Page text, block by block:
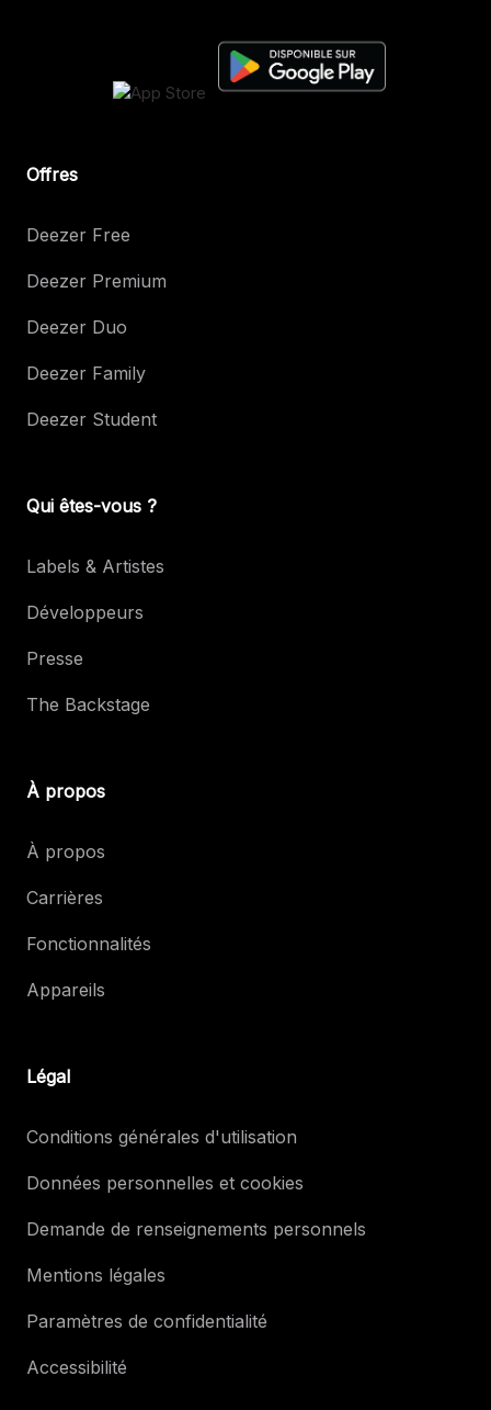
Offres
Deezer Free
Deezer Premium
Deezer Duo
Deezer Family
Deezer Student
Qui êtes-vous ?
Labels & Artistes
Développeurs
Presse
The Backstage
À propos
À propos
Carrières
Fonctionnalités
Appareils
Légal
Conditions générales d'utilisation
Données personnelles et cookies
Demande de renseignements personnels
Mentions légales
Paramètres de confidentialité
Accessibilité